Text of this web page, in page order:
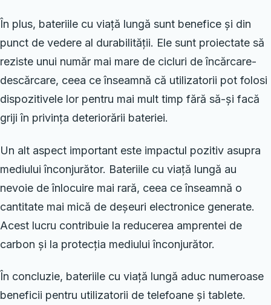
În plus, bateriile cu viață lungă sunt benefice și din
punct de vedere al durabilității. Ele sunt proiectate să
reziste unui număr mai mare de cicluri de încărcare-
descărcare, ceea ce înseamnă că utilizatorii pot folosi
dispozitivele lor pentru mai mult timp fără să-și facă
griji în privința deteriorării bateriei.
Un alt aspect important este impactul pozitiv asupra
mediului înconjurător. Bateriile cu viață lungă au
nevoie de înlocuire mai rară, ceea ce înseamnă o
cantitate mai mică de deșeuri electronice generate.
Acest lucru contribuie la reducerea amprentei de
carbon și la protecția mediului înconjurător.
În concluzie, bateriile cu viață lungă aduc numeroase
beneficii pentru utilizatorii de telefoane și tablete.